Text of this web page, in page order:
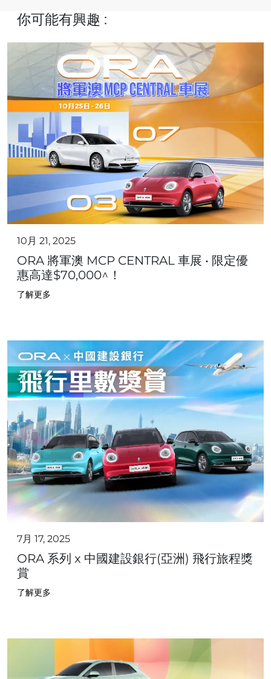
你可能有興趣 :
10月 21, 2025
ORA 將軍澳 MCP CENTRAL 車展 • 限定優
惠高達$70,000^！
了解更多
7月 17, 2025
ORA 系列 x 中國建設銀行(亞洲) 飛行旅程獎
賞
了解更多